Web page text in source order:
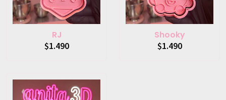
RJ
$1.490
Shooky
$1.490